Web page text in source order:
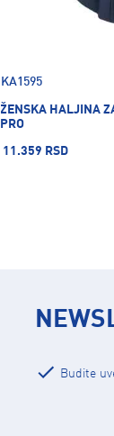
KA1595
ŽENSKA HALJINA
PRO
11.359 RSD
Budite